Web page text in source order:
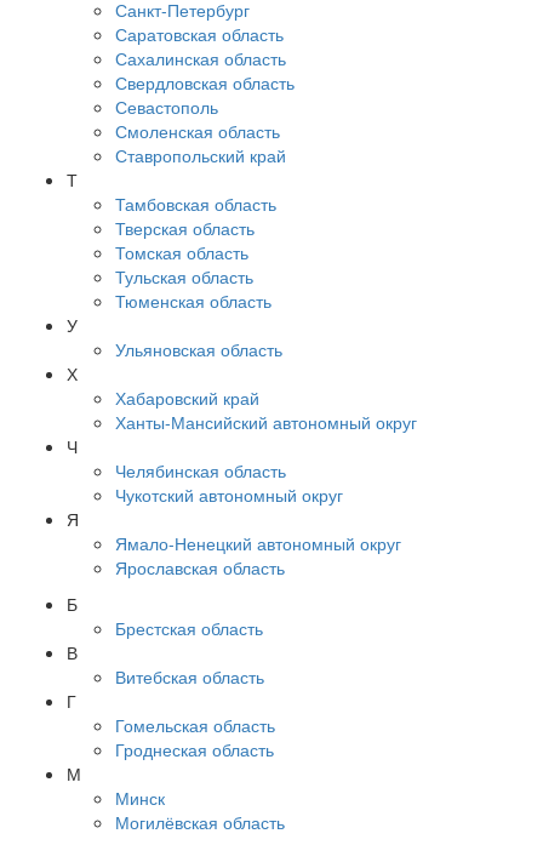
Санкт-Петербург
Саратовская область
Сахалинская область
Свердловская область
Севастополь
Смоленская область
Ставропольский край
Т
Тамбовская область
Тверская область
Томская область
Тульская область
Тюменская область
У
Ульяновская область
Х
Хабаровский край
Ханты-Мансийский автономный округ
Ч
Челябинская область
Чукотский автономный округ
Я
Ямало-Ненецкий автономный округ
Ярославская область
Б
Брестская область
В
Витебская область
Г
Гомельская область
Гроднеская область
М
Минск
Могилёвская область